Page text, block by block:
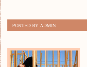
POSTED BY ADMIN